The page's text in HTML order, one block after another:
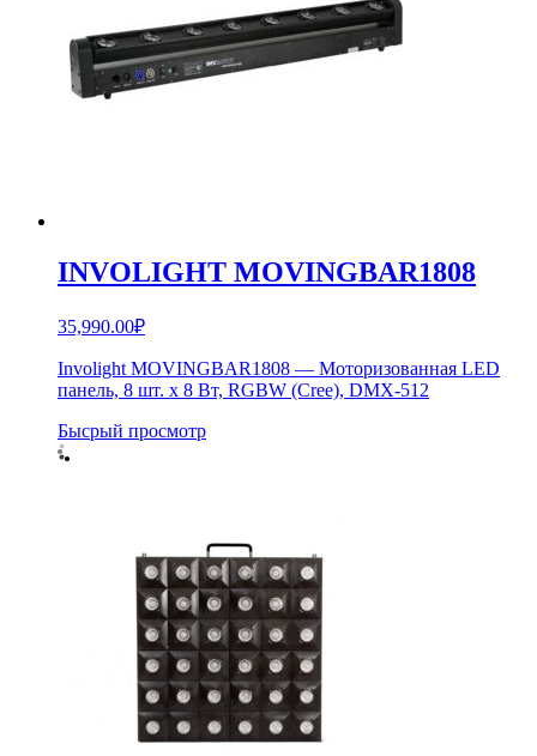
INVOLIGHT MOVINGBAR1808
35,990.00₽
Involight MOVINGBAR1808 — Моторизованная LED
панель, 8 шт. х 8 Вт, RGBW (Cree), DMX-512
Бысрый просмотр